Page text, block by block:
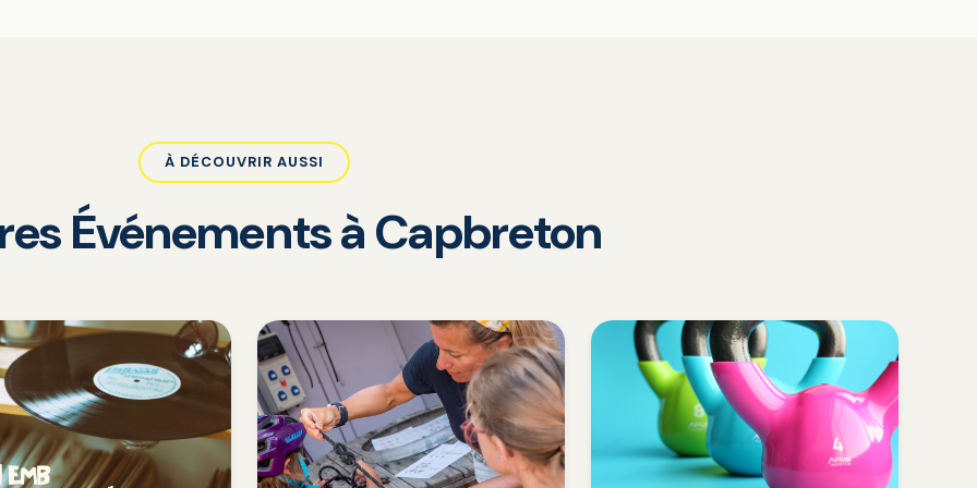
À DÉCOUVRIR AUSSI
Événements à Capbreton